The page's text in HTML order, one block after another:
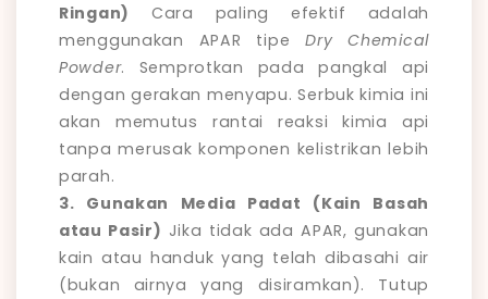
Ringan) Cara paling efektif adalah
menggunakan APAR tipeDry Chemical
Powder. Semprotkan pada pangkal api
dengan gerakan menyapu. Serbuk kimia ini
akan memutus rantai reaksi kimia api
tanpa merusak komponen kelistrikan lebih
parah.
3. Gunakan Media Padat (Kain Basah
atau Pasir) Jika tidak ada APAR, gunakan
kain atau handuk yang telah dibasahi air
(bukan airnya yang disiramkan). Tutup